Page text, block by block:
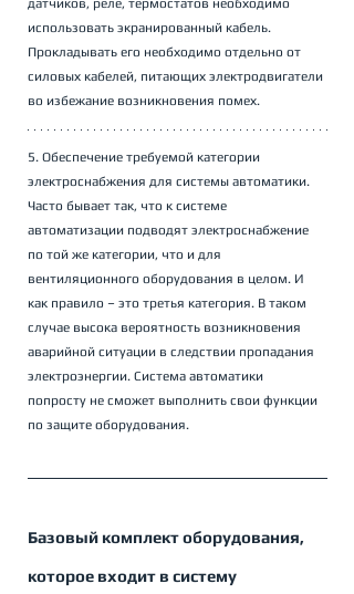
датчиков, реле, термостатов необходимо
использовать экранированный кабель.
Прокладывать его необходимо отдельно от
силовых кабелей, питающих электродвигатели
во избежание возникновения помех.
5. Обеспечение требуемой категории
электроснабжения для системы автоматики.
Часто бывает так, что к системе
автоматизации подводят электроснабжение
по той же категории, что и для
вентиляционного оборудования в целом. И
как правило – это третья категория. В таком
случае высока вероятность возникновения
аварийной ситуации в следствии пропадания
электроэнергии. Система автоматики
попросту не сможет выполнить свои функции
по защите оборудования.
Базовый комплект оборудования,
которое входит в систему